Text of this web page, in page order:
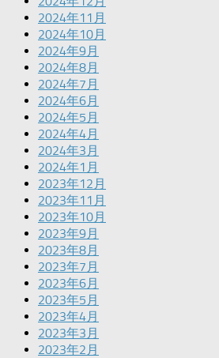
2024年11月
2024年10月
2024年9月
2024年8月
2024年7月
2024年6月
2024年5月
2024年4月
2024年3月
2024年1月
2023年12月
2023年11月
2023年10月
2023年9月
2023年8月
2023年7月
2023年6月
2023年5月
2023年4月
2023年3月
2023年2月